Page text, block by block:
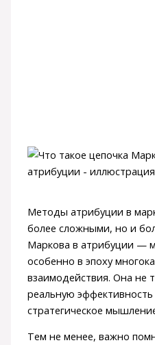
Методы атрибуции в
более сложными, но и
Маркова в атрибуции —
особенно в эпоху
взаимодействия. Она не
реальную
стратегическое
Тем не менее, важно